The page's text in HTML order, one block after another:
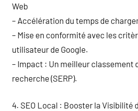
Web
– Accélération du temps de
– Mise en conformité avec les
utilisateur de Google.
– Impact : Un meilleur classement
recherche (SERP).
4. SEO Local : Booster la Visibilité